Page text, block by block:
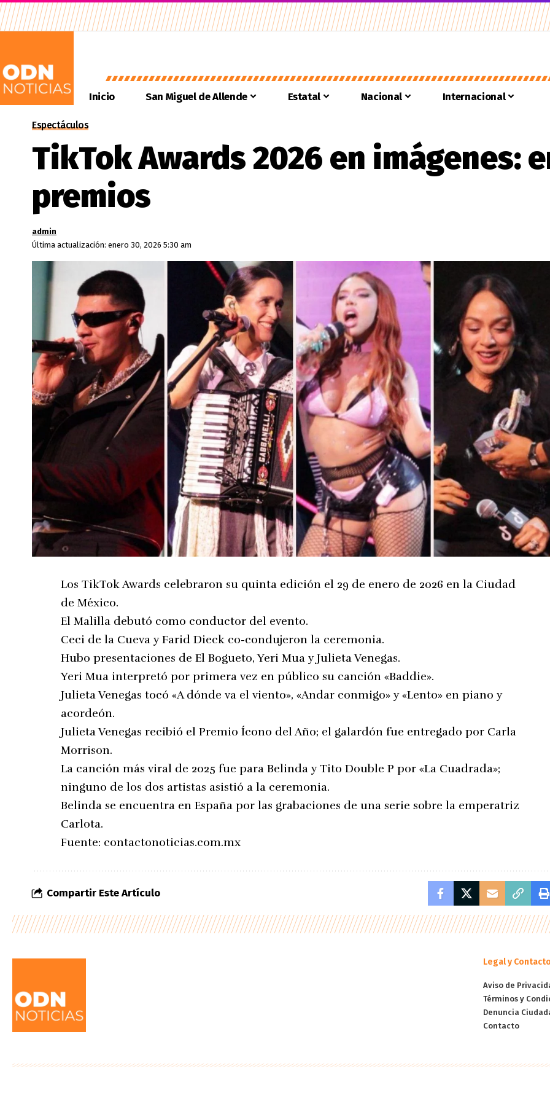
Inicio San Miguel de Allende Estatal Nacional Internacional
Espectáculos
TikTok Awards 2026 en imágenes:
premios
Última actualización: enero 30, 2026 5:30 am
admin
Los TikTok Awards celebraron su quinta edición el 29 de enero de 2026 en la Ciudad
de México.
El Malilla debutó como conductor del evento.
Ceci de la Cueva y Farid Dieck co-condujeron la ceremonia.
Hubo presentaciones de El Bogueto, Yeri Mua y Julieta Venegas.
Yeri Mua interpretó por primera vez en público su canción «Baddie».
Julieta Venegas tocó «A dónde va el viento», «Andar conmigo» y «Lento» en piano y
acordeón.
Julieta Venegas recibió el Premio Ícono del Año; el galardón fue entregado por Carla
Morrison.
La canción más viral de 2025 fue para Belinda y Tito Double P por «La Cuadrada»;
ninguno de los dos artistas asistió a la ceremonia.
Belinda se encuentra en España por las grabaciones de una serie sobre la emperatriz
Carlota.
Fuente: contactonoticias.com.mx
Compartir Este Artículo
Legal y Contacto
Aviso de
Términos y
Denuncia
Contacto